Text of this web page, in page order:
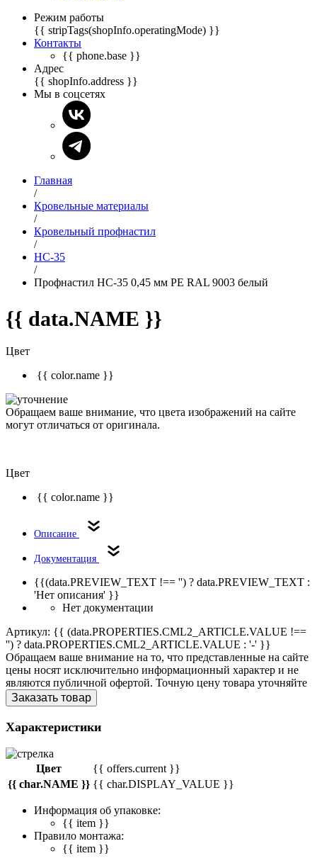
Режим работы
{{ stripTags(shopInfo.operatingMode) }}
Контакты
{{ phone.base }}
Адрес
{{ shopInfo.address }}
Мы в соцсетях
Главная
/
Кровельные материалы
/
Кровельный профнастил
/
НС-35
/
Профнастил НС-35 0,45 мм РЕ RAL 9003 белый
{{ data.NAME }}
Цвет
{{ color.name }}
Обращаем ваше внимание, что цвета изображений на сайте
могут отличаться от оригинала.
Цвет
{{ color.name }}
Описание
Документация
{{(data.PREVIEW_TEXT !== '') ? data.PREVIEW_TEXT :
'Нет описания' }}
Нет документации
Артикул: {{ (data.PROPERTIES.CML2_ARTICLE.VALUE !==
'') ? data.PROPERTIES.CML2_ARTICLE.VALUE : '-' }}
Обращаем ваше внимание на то, что представленные на сайте
цены носят исключительно информационный характер и не
являются публичной офертой. Точную цену товара уточняйте
Заказать товар
Характеристики
Цвет
{{ offers.current }}
{{ char.NAME }} {{ char.DISPLAY_VALUE }}
Информация об упаковке:
{{ item }}
Правило монтажа:
{{ item }}